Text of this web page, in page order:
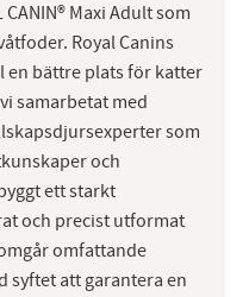
Maxi Adult som
Royal Canins
en bättre plats för katter
samarbetat med
som
och
ett starkt
och precist utformat
omfattande
syftet att garantera en